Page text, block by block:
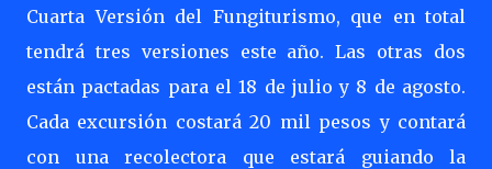
Cuarta Versión del Fungiturismo, que en total
tendrá tres versiones este año. Las otras dos
están pactadas para el 18 de julio y 8 de agosto.
Cada excursión costará 20 mil pesos y contará
con una recolectora que estará guiando la